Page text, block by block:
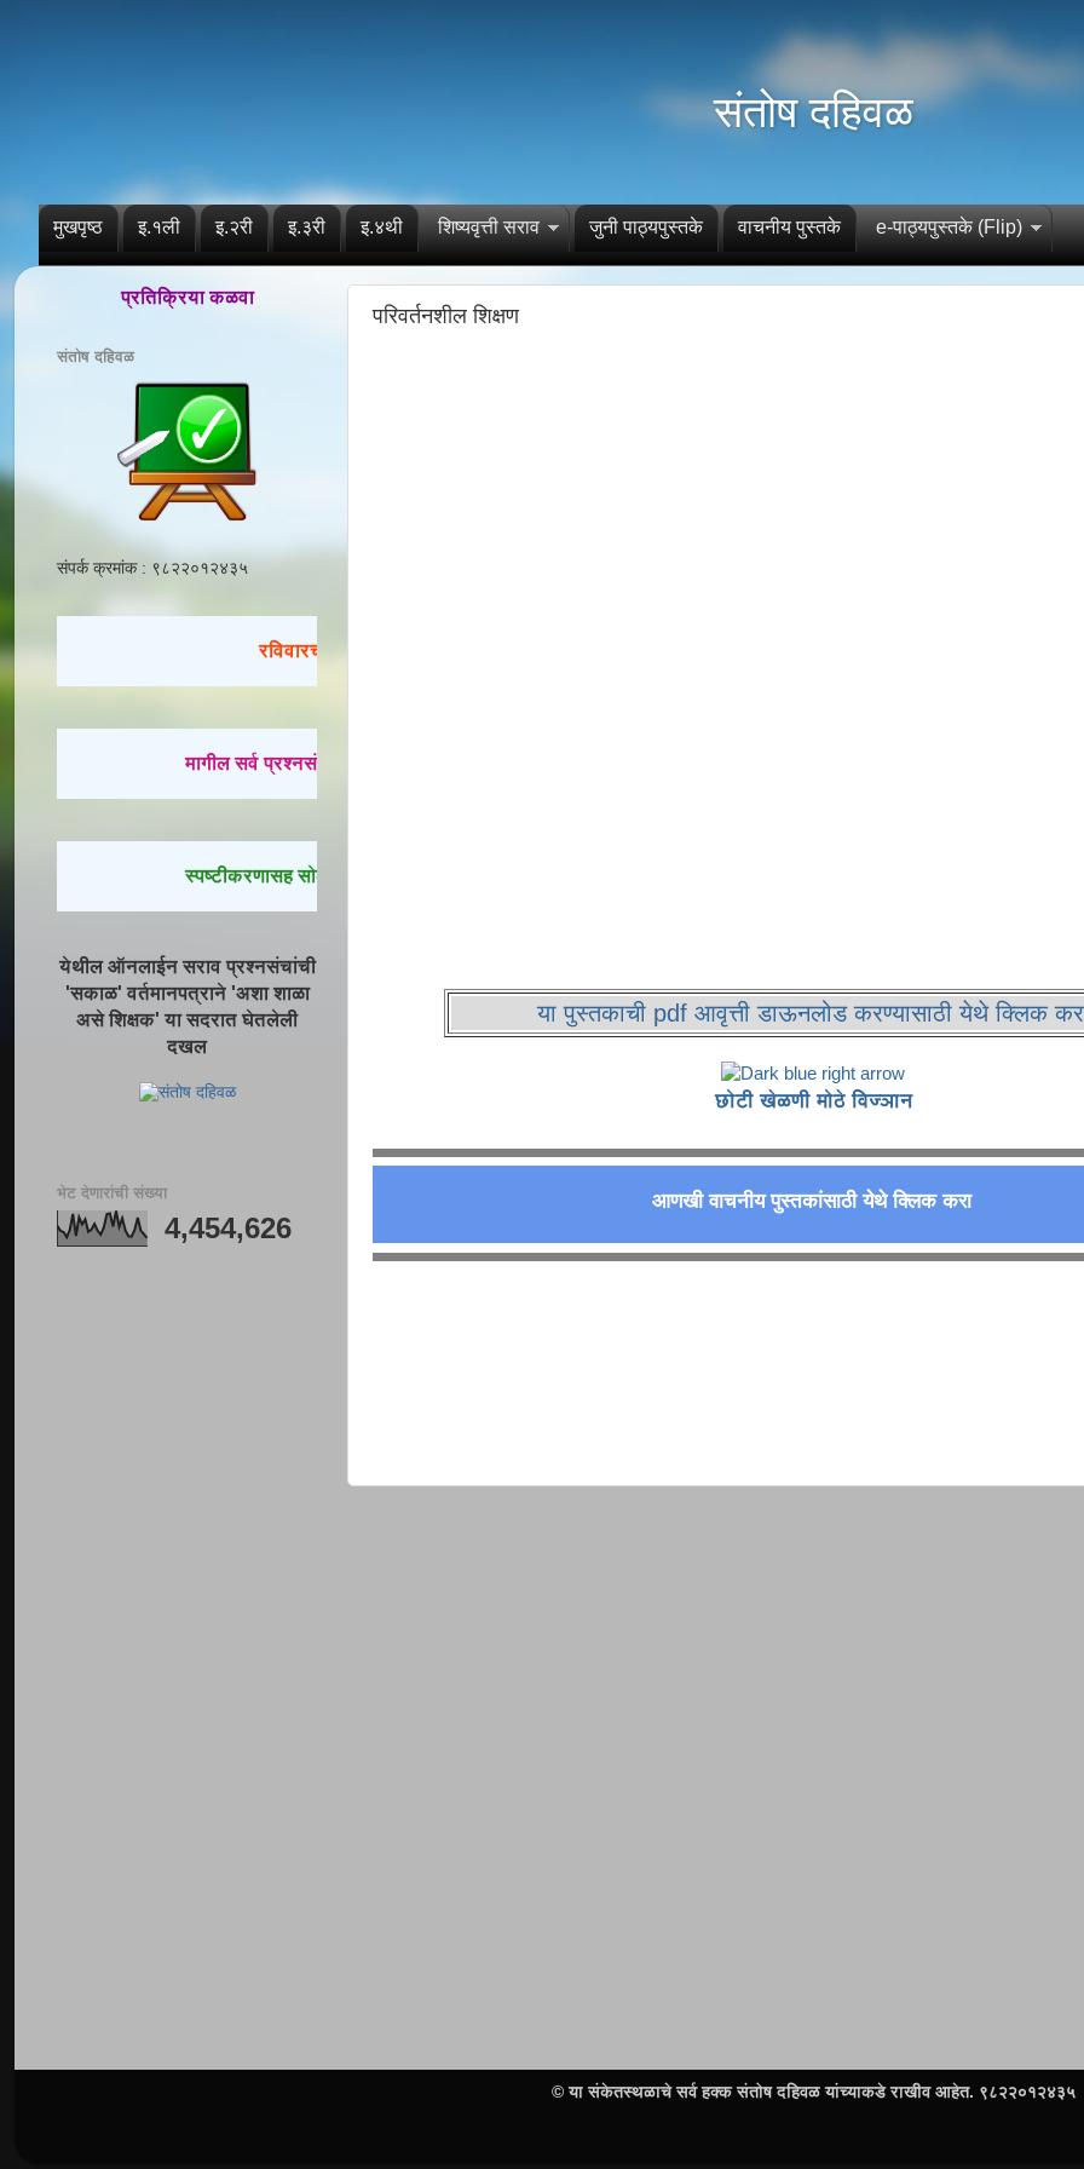
संतोष दहिवळ
मुखपृष्ठ इ.१ली इ.२री इ.३री इ.४थी शिष्यवृत्ती सराव जुनी पाठ्यपुस्तके वाचनीय पुस्तके e-पाठ्यपुस्तके (Flip)
परिवर्तनशील शिक्षण
या पुस्तकाची pdf आवृत्ती डाऊनलोड करण्यासाठी येथे क्लिक
छोटी खेळणी मोठे विज्ञान
आणखी वाचनीय पुस्तकांसाठी येथे क्लिक करा
प्रतिक्रिया कळवा
संतोष दहिवळ
संपर्क क्रमांक : ९८२२०१२४३५
रविवारचा सराव
मागील सर्व प्रश्नसंच सोडवण्यासाठी येथे क्लिक करा.
स्पष्टीकरणासह सोडवलेले प्रश्न पाहण्यासाठी येथे क्लिक करा.
येथील ऑनलाईन सराव प्रश्नसंचांची
'सकाळ' वर्तमानपत्राने 'अशा शाळा
असे शिक्षक' या सदरात घेतलेली
दखल
भेट देणारांची संख्या
4,454,626
© या संकेतस्थळाचे सर्व हक्क संतोष दहिवळ यांच्याकडे राखीव आहेत. ९८२२०१२४३५